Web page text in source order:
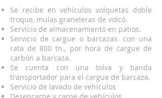
Se recibe en vehículos volquetas doble
troque, mulas graneleras de volcó.
Servicio de almacenamiento en patios.
Servicio de cargue o barcazas. con una
rata de 800 tn., por hora de cargue de
carbón a barcaza.
Se cuenta con una tolva y banda
transportador para el cargue de barcaza.
Servicio de lavado de vehículos